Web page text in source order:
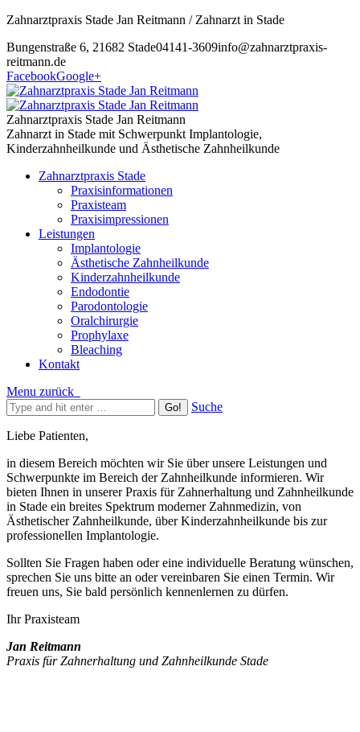
Zahnarztpraxis Stade Jan Reitmann / Zahnarzt in Stade
Bungenstraße 6, 21682 Stade04141-3609info@zahnarztpraxis-
reitmann.de
FacebookGoogle+
Zahnarztpraxis Stade Jan Reitmann
Zahnarzt in Stade mit Schwerpunkt Implantologie,
Kinderzahnheilkunde und Ästhetische Zahnheilkunde
Zahnarztpraxis Stade
Praxisinformationen
Praxisteam
Praxisimpressionen
Leistungen
Implantologie
Ästhetische Zahnheilkunde
Kinderzahnheilkunde
Endodontie
Parodontologie
Oralchirurgie
Prophylaxe
Bleaching
Kontakt
Menu zurück
Suche
Liebe Patienten,
in diesem Bereich möchten wir Sie über unsere Leistungen und
Schwerpunkte im Bereich der Zahnheilkunde informieren. Wir
bieten Ihnen in unserer Praxis für Zahnerhaltung und Zahnheilkunde
in Stade ein breites Spektrum moderner Zahnmedizin, von
Ästhetischer Zahnheilkunde, über Kinderzahnheilkunde bis zur
professionellen Implantologie.
Sollten Sie Fragen haben oder eine individuelle Beratung wünschen,
sprechen Sie uns bitte an oder vereinbaren Sie einen Termin. Wir
freuen uns, Sie bald persönlich kennenlernen zu dürfen.
Ihr Praxisteam
Jan Reitmann
Praxis für Zahnerhaltung und Zahnheilkunde Stade